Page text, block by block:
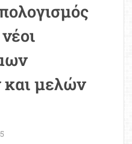
και μελών